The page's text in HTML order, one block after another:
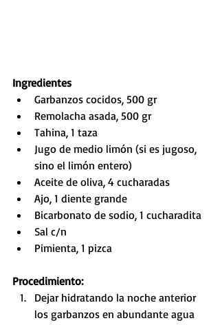
Ingredientes
Garbanzos cocidos, 500 gr
Remolacha asada, 500 gr
Tahina, 1 taza
Jugo de medio limón (si es jugoso,
sino el limón entero)
Aceite de oliva, 4 cucharadas
Ajo, 1 diente grande
Bicarbonato de sodio, 1 cucharadita
Sal c/n
Pimienta, 1 pizca
Procedimiento:
Dejar hidratando la noche anterior
los garbanzos en abundante agua